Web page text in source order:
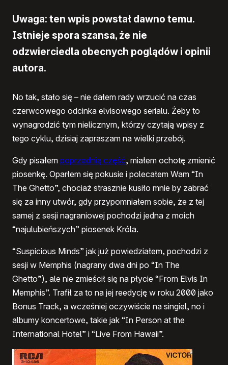
Uwaga: ten wpis powstał dawno temu.
Istnieje spora szansa, że nie
odzwierciedla obecnych poglądów i opinii
autora.
No tak, stało się – nie dałem rady wrzucić na czas
czerwcowego odcinka elvisowego serialu. Żeby to
wynagrodzić tym nielicznym, którzy czytają wpisy z
tego cyklu, dzisiaj zapraszam na wielki przebój.
Gdy pisałem poprzednią część, miałem ochotę zmienić
piosenkę. Oparłem się pokusie i polecałem Wam “In
The Ghetto”, chociaż strasznie kusiło mnie by zabrać
się za inny utwór, gdy przypomniałem sobie, że z tej
samej z sesji nagraniowej pochodzi jedna z moich
“najulubieńszych” piosenek Króla.
“Suspicious Minds” jak już powiedziałem, pochodzi z
sesji w Memphis (nagrany dwa dni po “In The
Ghetto”), ale nie zmieścił się na płycie “From Elvis In
Memphis”. Trafił za to na jej reedycję w roku 2000 jako
Bonus Track, a wcześniej oczywiście na singiel, no i
albumy koncertowe, takie jak “In Person at the
International Hotel” i “Live From Hawaii”.